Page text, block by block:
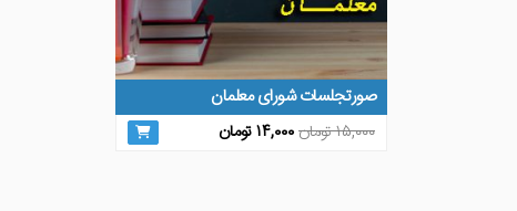
صورتجلسات شورای معلمان
۱۵,۰۰۰تومانقیمت
۱۴,۰۰۰تومان